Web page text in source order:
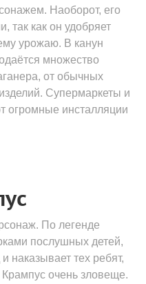
Наоборот, его
так как он удобряет
урожаю. В канун
множество
от обычных
Супермаркеты и
огромные инсталляции
По легенде
послушных детей,
наказывает тех ребят,
очень зловеще.